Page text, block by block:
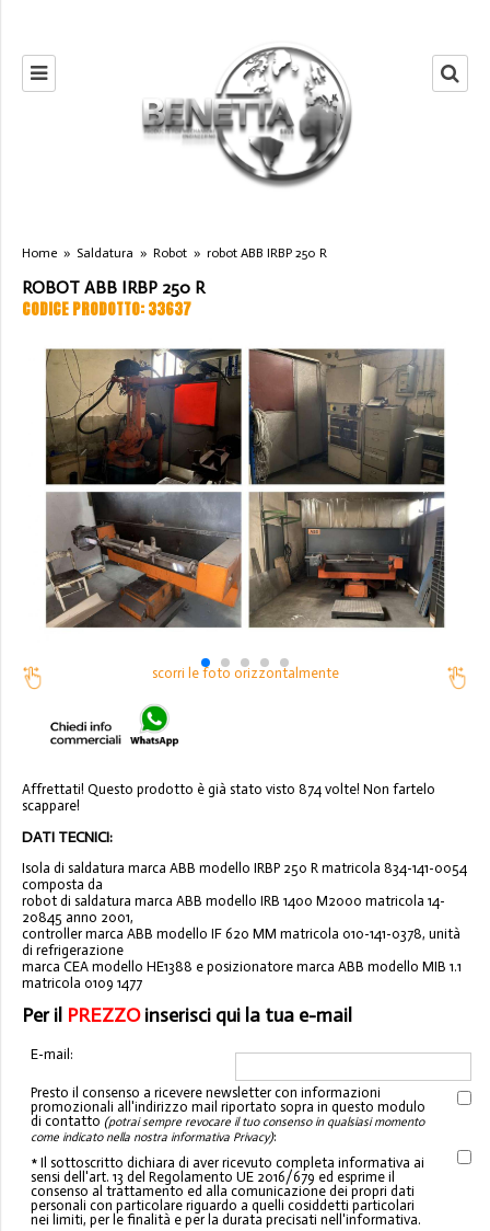
Home » Saldatura » Robot » robot ABB IRBP 250 R
ROBOT ABB IRBP 250 R
CODICE PRODOTTO: 33637
scorri le foto orizzontalmente
Affrettati! Questo prodotto è già stato visto 874 volte! Non fartelo
scappare!
DATI TECNICI:
Isola di saldatura marca ABB modello IRBP 250 R matricola 834-141-0054
composta da
robot di saldatura marca ABB modello IRB 1400 M2000 matricola 14-
20845 anno 2001,
controller marca ABB modello IF 620 MM matricola 010-141-0378, unità
di refrigerazione
marca CEA modello HE1388 e posizionatore marca ABB modello MIB 1.1
matricola 0109 1477
Per il PREZZOinserisci qui la tua e-mail
E-mail:
Presto il consenso a ricevere newsletter con informazioni
promozionali all'indirizzo mail riportato sopra in questo modulo
di contatto (potrai sempre revocare il tuo consenso in qualsiasi momento
come indicato nella nostra informativa Privacy):
* Il sottoscritto dichiara di aver ricevuto completa informativa ai
sensi dell'art. 13 del Regolamento UE 2016/679 ed esprime il
consenso al trattamento ed alla comunicazione dei propri dati
personali con particolare riguardo a quelli cosiddetti particolari
nei limiti, per le finalità e per la durata precisati nell'informativa.